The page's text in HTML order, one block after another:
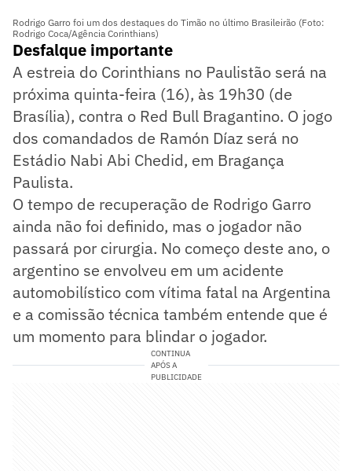
Rodrigo Garro foi um dos destaques do Timão no último Brasileirão (Foto:
Rodrigo Coca/Agência Corinthians)
Desfalque importante
A estreia do Corinthians no Paulistão será na
próxima quinta-feira (16), às 19h30 (de
Brasília), contra o Red Bull Bragantino. O jogo
dos comandados de Ramón Díaz será no
Estádio Nabi Abi Chedid, em Bragança
Paulista.
O tempo de recuperação de Rodrigo Garro
ainda não foi definido, mas o jogador não
passará por cirurgia. No começo deste ano, o
argentino se envolveu em um acidente
automobilístico com vítima fatal na Argentina
e a comissão técnica também entende que é
um momento para blindar o jogador.
CONTINUA
APÓS A
PUBLICIDADE